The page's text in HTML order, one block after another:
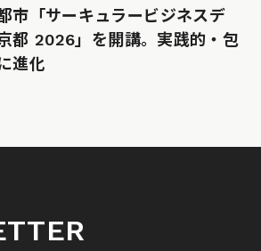
市「サーキュラービジネスデ
都 2026」を開講。実践的・包
進化